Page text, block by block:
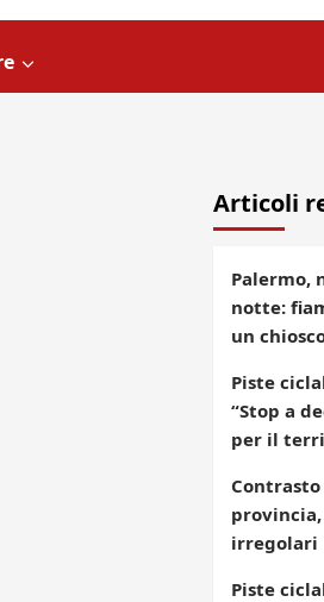
Articoli
Palermo,
notte:
un
Piste
“Stop a
per il
irregolari
Piste